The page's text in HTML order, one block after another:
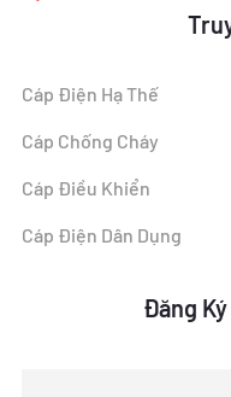
Cáp Điện Hạ Thế
Cáp Chống Cháy
Cáp Điều Khiển
Cáp Điện Dân Dụng
Đăng